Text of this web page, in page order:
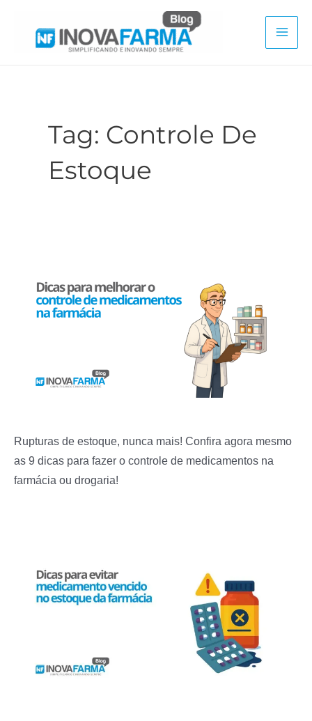
Main
Tag: Controle De
Estoque
Rupturas de estoque, nunca mais! Confira agora mesmo
as 9 dicas para fazer o controle de medicamentos na
farmácia ou drogaria!